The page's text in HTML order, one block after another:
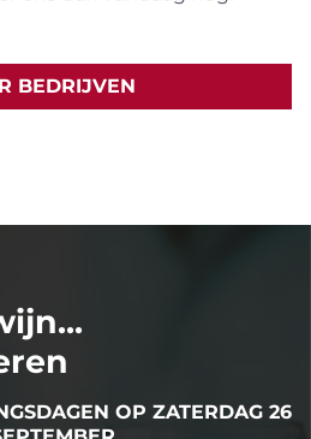
BEDRIJVEN
OP ZATERDAG 26